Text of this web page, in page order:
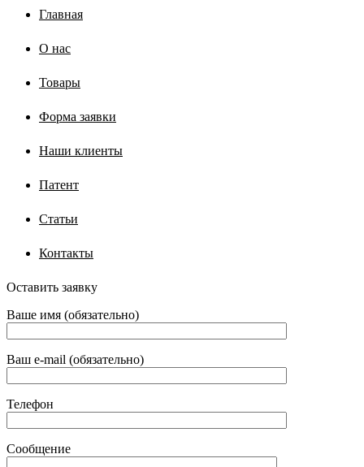
Главная
О нас
Товары
Форма заявки
Наши клиенты
Патент
Статьи
Контакты
Оставить заявку
Ваше имя (обязательно)
Ваш e-mail (обязательно)
Телефон
Сообщение